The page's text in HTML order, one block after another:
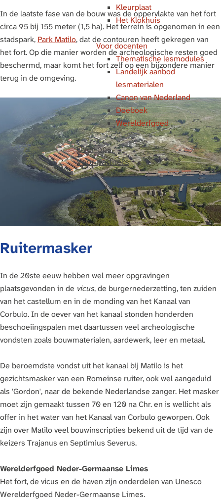
Kleurplaat
Het Klokhuis
Voor docenten
Thematische lesmodules
Landelijk aanbod
lesmaterialen
Canon van Nederland
Doeboek
Werelderfgoed
Over ons
Voor partners
In de laatste fase van de bouw was de oppervlakte van het fort
circa 95 bij 155 meter (1,5 ha). Het terrein is opgenomen in een
stadspark, Park Matilo, dat de contouren heeft gekregen van
het fort. Op die manier worden de archeologische resten goed
beschermd, maar komt het fort zelf op een bijzondere manier
terug in de omgeving.
Ruitermasker
In de 20ste eeuw hebben wel meer opgravingen
plaatsgevonden in de vicus, de burgernederzetting, ten zuiden
van het castellum en in de monding van het Kanaal van
Corbulo. In de oever van het kanaal stonden honderden
beschoeiingspalen met daartussen veel archeologische
vondsten zoals bouwmaterialen, aardewerk, leer en metaal.
De beroemdste vondst uit het kanaal bij Matilo is het
gezichtsmasker van een Romeinse ruiter, ook wel aangeduid
als 'Gordon', naar de bekende Nederlandse zanger. Het masker
moet zijn gemaakt tussen 70 en 120 na Chr. en is wellicht als
offer in het water van het Kanaal van Corbulo geworpen. Ook
zijn over Matilo veel bouwinscripties bekend uit de tijd van de
keizers Trajanus en Septimius Severus.
Werelderfgoed Neder-Germaanse Limes
Het fort, de vicus en de haven zijn onderdelen van Unesco
Werelderfgoed Neder-Germaanse Limes.